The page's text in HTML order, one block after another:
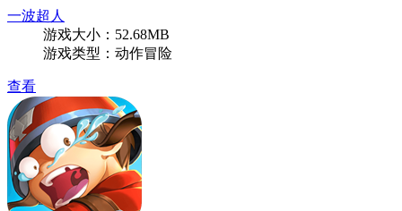
一波超人
游戏大小：52.68MB
游戏类型：动作冒险
查看